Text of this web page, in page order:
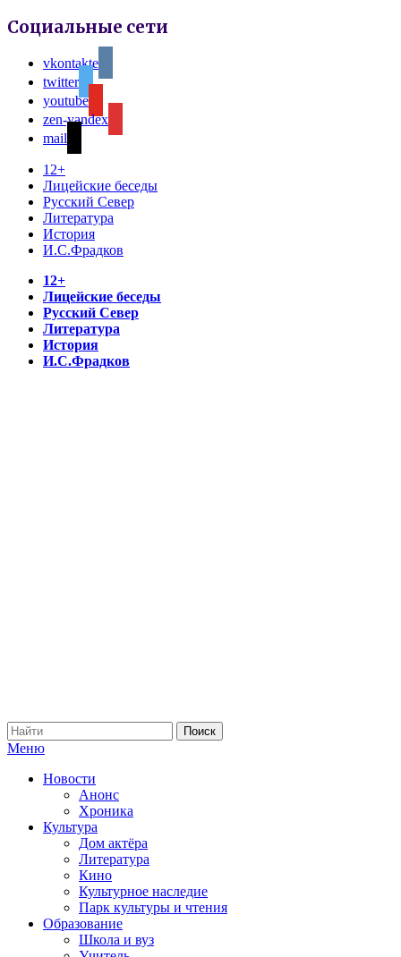
Социальные сети
vkontakte
twitter
youtube
zen-yandex
mail
12+
Лицейские беседы
Русский Север
Литература
История
И.С.Фрадков
12+
Лицейские беседы
Русский Север
Литература
История
И.С.Фрадков
Меню
Новости
Анонс
Хроника
Культура
Дом актёра
Литература
Кино
Культурное наследие
Парк культуры и чтения
Образование
Школа и вуз